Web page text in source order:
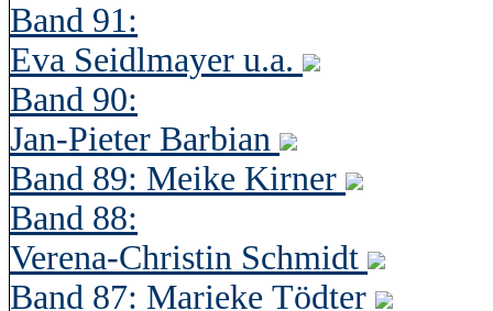
Band 91:
Eva Seidlmayer u.a.
Band 90:
Jan-Pieter Barbian
Band 89: Meike Kirner
Band 88:
Verena-Christin Schmidt
Band 87: Marieke Tödter